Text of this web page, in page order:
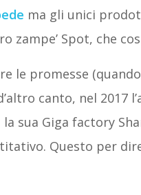
ma gli unici
zampe’ Spot, che
le promesse
canto, nel 2017
sua Giga factory
Questo per